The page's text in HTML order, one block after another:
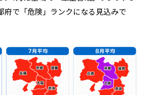
府で「危険」ランクになる見込みで